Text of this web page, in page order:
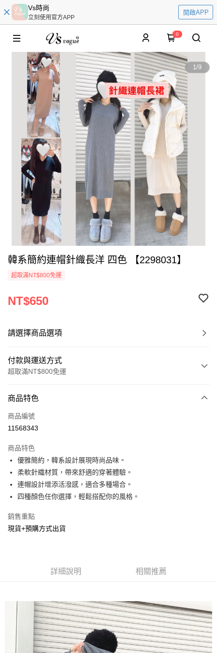
Vs時尚
立刻使用官方APP
開啟APP
0
1/9
韓系簡約連帽針織長洋 四色 【2298031】
超取滿NT$800免運
NT$650
請選擇商品選項
付款與運送方式
超取滿NT$800免運
信用卡一次付款
超商取貨付款
Apple Pay
街口支付
悠遊付
Google Pay
AFTEE先享後付
【「AFTEE先享後付」結帳流程】
１．於結帳方式選擇「AFTEE先享後付」後，將跳轉至「AFTEE先享後付」
結帳頁面，進行簡訊認證並確認金額後，即可完成結帳。
２．訂單成立數日內，您將收到繳費通知簡訊。
３．收到繳費通知簡訊後14天內，點擊此簡訊中的連結，可透過四大超商／
每筆NT$60，滿NT$800(含以上)免運費
付款後全家取貨
每筆NT$60，滿NT$800(含以上)免運費
商品特色
商品編號
11568343
商品特色
優雅簡約，韓系設計展現時尚品味。
柔軟針織材質，帶來舒適的穿著體驗。
連帽設計增添活潑感，適合多種場合。
四種顏色任你選擇，輕鬆搭配你的風格。
銷售重點
現貨+預購方式出貨
詳細說明 相關推薦